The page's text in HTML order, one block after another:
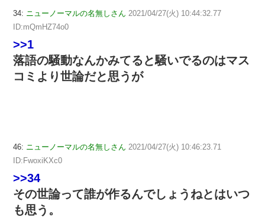
34: ニューノーマルの名無しさん 2021/04/27(火) 10:44:32.77
ID:mQmHZ74o0
>>1
落語の騒動なんかみてると騒いでるのはマス
コミより世論だと思うが
46: ニューノーマルの名無しさん 2021/04/27(火) 10:46:23.71
ID:FwoxiKXc0
>>34
その世論って誰が作るんでしょうねとはいつ
も思う。